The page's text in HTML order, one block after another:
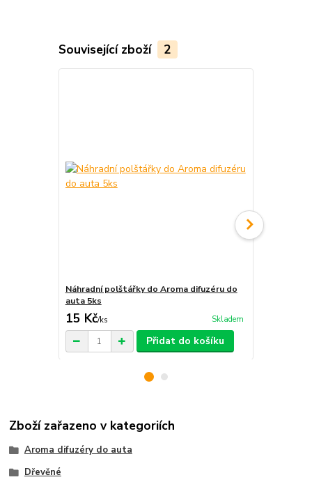
Související zboží 2
Náhradní polštářky do Aroma difuzéru do
auta 5ks
15 Kč/ks Skladem
Přidat do košíku
Zboží zařazeno v kategoriích
Aroma difuzéry do auta
Dřevěné